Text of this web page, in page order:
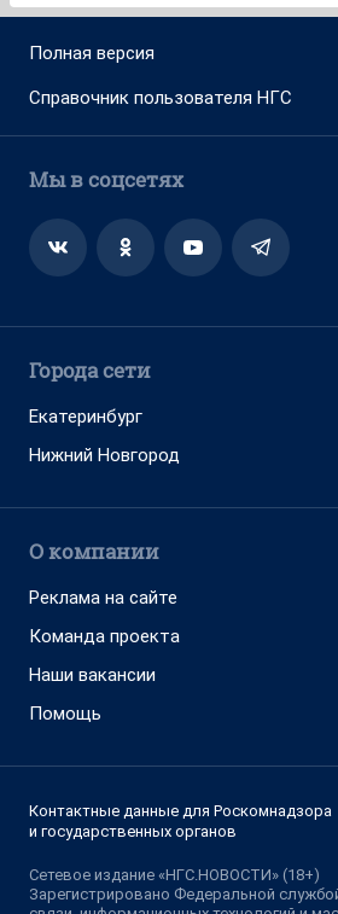
Полная версия
Справочник пользователя НГС
Мы в соцсетях
Города сети
Екатеринбург
Нижний Новгород
О компании
Реклама на сайте
Команда проекта
Наши вакансии
Помощь
Контактные данные для Роскомнадзора
и государственных органов
Сетевое издание «НГС.НОВОСТИ» (18+)
Зарегистрировано Федеральной